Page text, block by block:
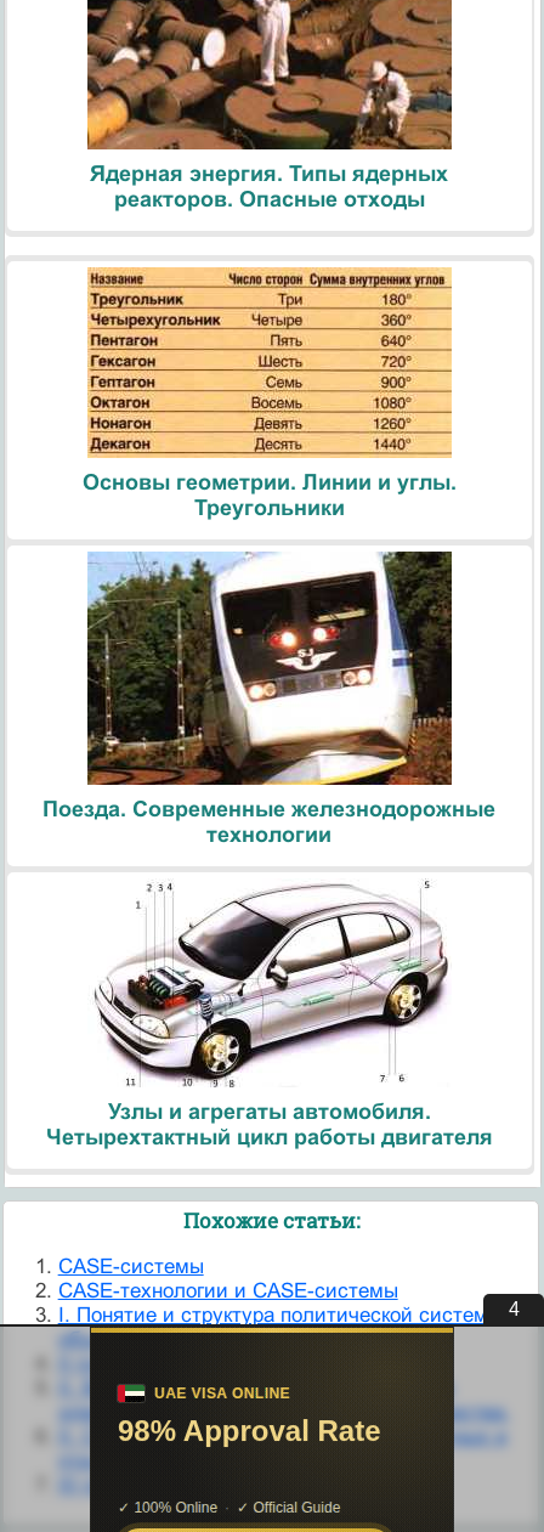
Ядерная энергия. Типы ядерных
реакторов. Опасные отходы
Основы геометрии. Линии и углы.
Треугольники
Поезда. Современные железнодорожные
технологии
Узлы и агрегаты автомобиля.
Четырехтактный цикл работы двигателя
Похожие статьи:
CASE-системы
CASE-технологии и CASE-системы
I. Понятие и структура политической системы
общества.
II. Взаимодействие государства с иными
элементами политической системы общества.
II. Структура иммунной системы у животных и
птиц
4